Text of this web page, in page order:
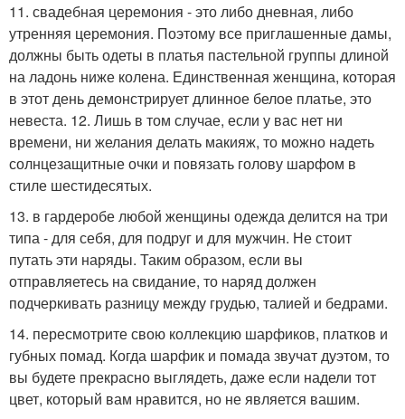
11. свадебная церемония - это либо дневная, либо
утренняя церемония. Поэтому все приглашенные дамы,
должны быть одеты в платья пастельной группы длиной
на ладонь ниже колена. Единственная женщина, которая
в этот день демонстрирует длинное белое платье, это
невеста. 12. Лишь в том случае, если у вас нет ни
времени, ни желания делать макияж, то можно надеть
солнцезащитные очки и повязать голову шарфом в
стиле шестидесятых.
13. в гардеробе любой женщины одежда делится на три
типа - для себя, для подруг и для мужчин. Не стоит
путать эти наряды. Таким образом, если вы
отправляетесь на свидание, то наряд должен
подчеркивать разницу между грудью, талией и бедрами.
14. пересмотрите свою коллекцию шарфиков, платков и
губных помад. Когда шарфик и помада звучат дуэтом, то
вы будете прекрасно выглядеть, даже если надели тот
цвет, который вам нравится, но не является вашим.